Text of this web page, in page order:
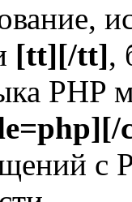
[tt][/tt],
PHP
с